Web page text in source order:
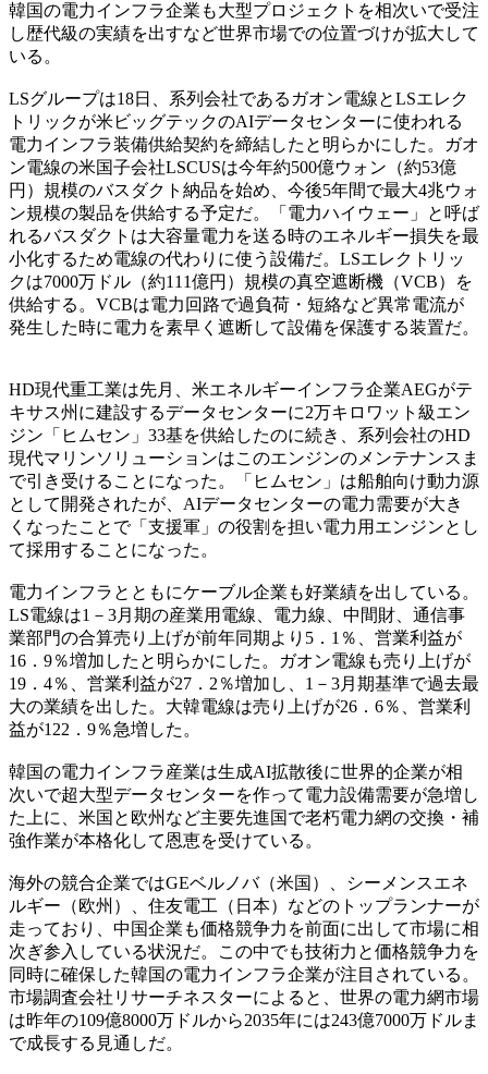
韓国の電力インフラ企業も大型プロジェクトを相次いで受注
し歴代級の実績を出すなど世界市場での位置づけが拡大して
いる。
LSグループは18日、系列会社であるガオン電線とLSエレク
トリックが米ビッグテックのAIデータセンターに使われる
電力インフラ装備供給契約を締結したと明らかにした。ガオ
ン電線の米国子会社LSCUSは今年約500億ウォン（約53億
円）規模のバスダクト納品を始め、今後5年間で最大4兆ウォ
ン規模の製品を供給する予定だ。「電力ハイウェー」と呼ば
れるバスダクトは大容量電力を送る時のエネルギー損失を最
小化するため電線の代わりに使う設備だ。LSエレクトリッ
クは7000万ドル（約111億円）規模の真空遮断機（VCB）を
供給する。VCBは電力回路で過負荷・短絡など異常電流が
発生した時に電力を素早く遮断して設備を保護する装置だ。
HD現代重工業は先月、米エネルギーインフラ企業AEGがテ
キサス州に建設するデータセンターに2万キロワット級エン
ジン「ヒムセン」33基を供給したのに続き、系列会社のHD
現代マリンソリューションはこのエンジンのメンテナンスま
で引き受けることになった。「ヒムセン」は船舶向け動力源
として開発されたが、AIデータセンターの電力需要が大き
くなったことで「支援軍」の役割を担い電力用エンジンとし
て採用することになった。
電力インフラとともにケーブル企業も好業績を出している。
LS電線は1－3月期の産業用電線、電力線、中間財、通信事
業部門の合算売り上げが前年同期より5．1％、営業利益が
16．9％増加したと明らかにした。ガオン電線も売り上げが
19．4％、営業利益が27．2％増加し、1－3月期基準で過去最
大の業績を出した。大韓電線は売り上げが26．6％、営業利
益が122．9％急増した。
韓国の電力インフラ産業は生成AI拡散後に世界的企業が相
次いで超大型データセンターを作って電力設備需要が急増し
た上に、米国と欧州など主要先進国で老朽電力網の交換・補
強作業が本格化して恩恵を受けている。
海外の競合企業ではGEベルノバ（米国）、シーメンスエネ
ルギー（欧州）、住友電工（日本）などのトップランナーが
走っており、中国企業も価格競争力を前面に出して市場に相
次ぎ参入している状況だ。この中でも技術力と価格競争力を
同時に確保した韓国の電力インフラ企業が注目されている。
市場調査会社リサーチネスターによると、世界の電力網市場
は昨年の109億8000万ドルから2035年には243億7000万ドルま
で成長する見通しだ。